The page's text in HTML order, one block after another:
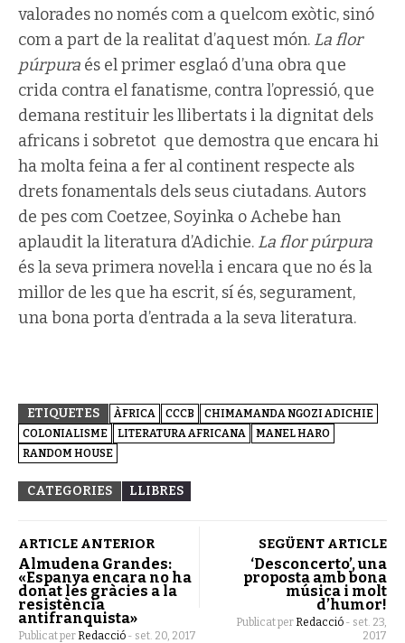
valorades no només com a quelcom exòtic, sinó
com a part de la realitat d’aquest món. La flor
púrpura és el primer esglaó d’una obra que
crida contra el fanatisme, contra l’opressió, que
demana restituir les llibertats i la dignitat dels
africans i sobretot que demostra que encara hi
ha molta feina a fer al continent respecte als
drets fonamentals dels seus ciutadans. Autors
de pes com Coetzee, Soyinka o Achebe han
aplaudit la literatura d’Adichie. La flor púrpura
és la seva primera novel·la i encara que no és la
millor de les que ha escrit, sí és, segurament,
una bona porta d’entrada a la seva literatura.
ETIQUETES ÀFRICA CCCB
CHIMAMANDA NGOZI ADICHIE
COLONIALISME
LITERATURA AFRICANA
MANEL HARO
RANDOM HOUSE
CATEGORIES LLIBRES
ARTICLE ANTERIOR
Almudena Grandes:
«Espanya encara no ha
donat les gràcies a la
resistència
antifranquista»
Publicat per Redacció - set. 20, 2017
SEGÜENT ARTICLE
‘Desconcerto’, una
proposta amb bona
música i molt
d’humor!
Publicat per Redacció - set. 23,
2017